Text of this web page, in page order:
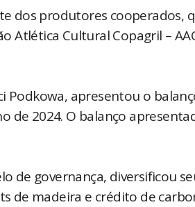
dos produtores cooperados,
Atlética Cultural Copagril –
Podkowa, apresentou o
de 2024. O balanço
de governança, diversificou
de madeira e crédito de